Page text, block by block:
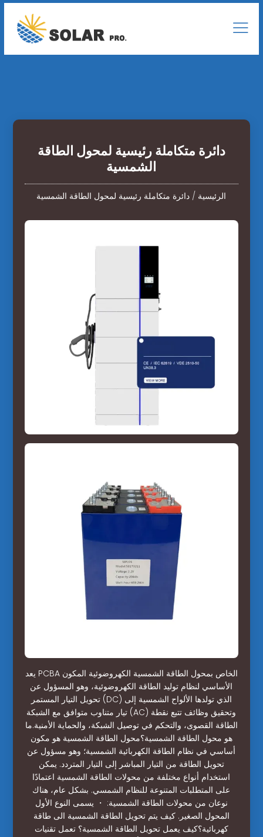
دائرة متكاملة رئيسية لمحول الطاقة
الشمسية
الرئيسية / دائرة متكاملة رئيسية لمحول الطاقة الشمسية
يعد PCBA الخاص بمحول الطاقة الشمسية الكهروضوئية المكون
الأساسي لنظام توليد الطاقة الكهروضوئية، وهو المسؤول عن
تحويل التيار المستمر (DC) الذي تولدها الألواح الشمسية إلى
تيار متناوب متوافق مع الشبكة (AC) وتحقيق وظائف تتبع نقطة
الطاقة القصوى، والتحكم في توصيل الشبكة، والحماية الأمنية.ما
هو محول الطاقة الشمسية؟محول الطاقة الشمسية هو مكون
أساسي في نظام الطاقة الكهربائية الشمسية؛ وهو مسؤول عن
تحويل الطاقة من التيار المباشر إلى التيار المتردد. يمكن
استخدام أنواع مختلفة من محولات الطاقة الشمسية اعتمادًا
على المتطلبات المتنوعة للنظام الشمسي. بشكل عام، هناك
نوعان من محولات الطاقة الشمسية: ・ يسمى النوع الأول
المحول الصغير. كيف يتم تحويل الطاقة الشمسية الى طاقة
كهربائية؟كيف يعمل تحويل الطاقة الشمسية؟ تعمل تقنيات